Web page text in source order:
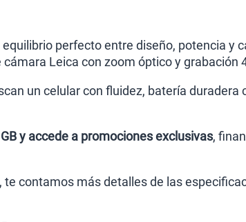
equilibrio perfecto entre diseño, potencia y
cámara Leica con zoom óptico y grabación
un celular con fluidez, batería
y accede a promociones exclusivas,
te contamos más detalles de las